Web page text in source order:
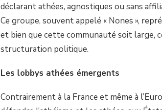
déclarant athées, agnostiques ou sans
Ce groupe, souvent appelé « Nones »,
et bien que cette communauté soit large,
structuration politique.
Les lobbys athées émergents
Contrairement à la France et même à